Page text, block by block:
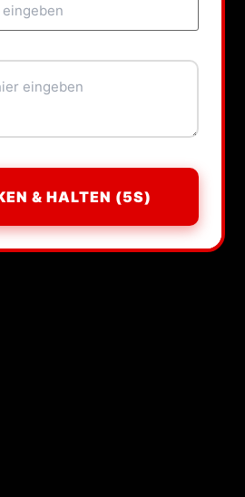
& HALTEN (5S)